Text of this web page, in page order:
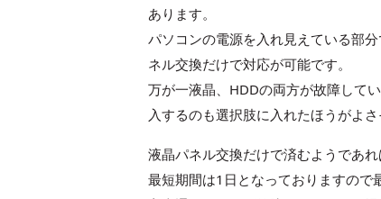
あります。
パソコンの電源を入れ見えている部
ネル交換だけで対応が可能です。
万が一液晶、HDDの両方が故障して
入するのも選択肢に入れたほうがよさ
液晶パネル交換だけで済むようであ
最短期間は1日となっておりますので